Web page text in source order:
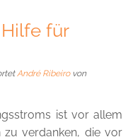
für
André Ribeiro von
ist vor allem
zu verdanken, die vor